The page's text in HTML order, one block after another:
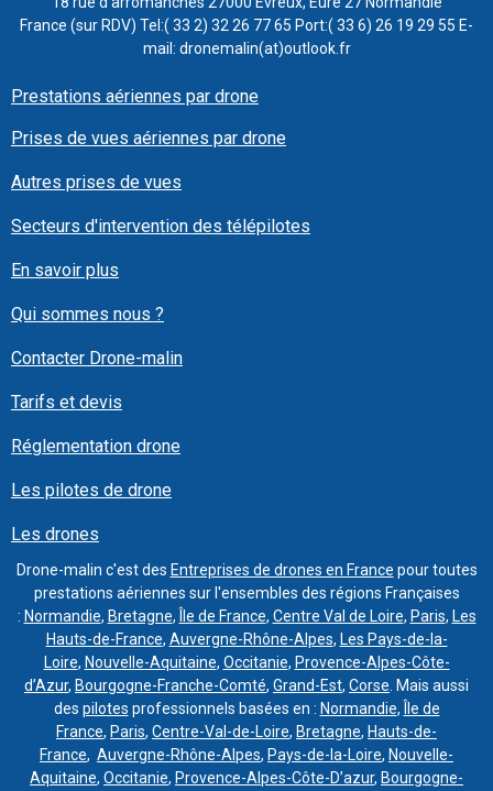
France (sur RDV) Tel:( 33 2) 32 26 77 65 Port:( 33 6) 26 19 29 55 E-
mail: dronemalin(at)outlook.fr
Prestations aériennes par drone
Prises de vues aériennes par drone
Autres prises de vues
Secteurs d'intervention des télépilotes
En savoir plus
Qui sommes nous ?
Contacter Drone-malin
Tarifs et devis
Réglementation drone
Les pilotes de drone
Les drones
Drone-malin c'est des Entreprises de drones en France pour toutes
prestations aériennes sur l'ensembles des régions Françaises
: Normandie, Bretagne, Île de France, Centre Val de Loire, Paris, Les
Hauts-de-France, Auvergne-Rhône-Alpes, Les Pays-de-la-
Loire, Nouvelle-Aquitaine, Occitanie, Provence-Alpes-Côte-
d’Azur, Bourgogne-Franche-Comté, Grand-Est, Corse. Mais aussi
des pilotes professionnels basées en : Normandie,
Île de
France, Paris, Centre-Val-de-Loire, Bretagne, Hauts-de-
France, Auvergne-Rhône-Alpes, Pays-de-la-Loire, Nouvelle-
Aquitaine, Occitanie, Provence-Alpes-Côte-D’azur, Bourgogne-